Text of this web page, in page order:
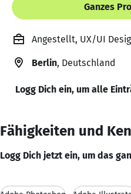
Ganzes
Angestellt, UX/UI
Berlin, Deutschland
Logg Dich ein, um alle
Fähigkeiten und
Logg Dich jetzt ein, um das